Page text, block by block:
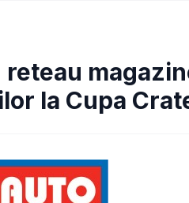
reteau
la Cupa